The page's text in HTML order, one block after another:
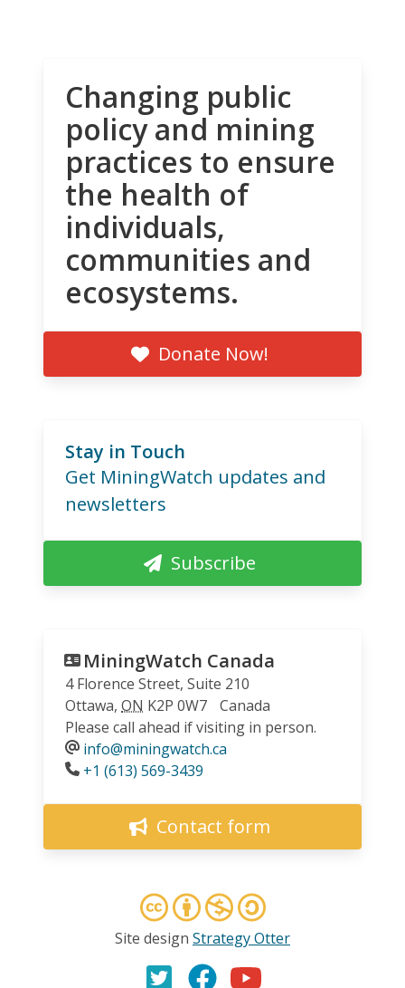
Changing public
policy and mining
practices to ensure
the health of
individuals,
communities and
ecosystems.
Donate Now!
Stay in Touch
Get MiningWatch updates and
newsletters
Subscribe
MiningWatch Canada
4 Florence Street, Suite 210
Ottawa, ON K2P 0W7
Canada
Please call ahead if visiting in person.
info@miningwatch.ca
Phone
+1 (613) 569-3439
Contact form
Site design Strategy Otter